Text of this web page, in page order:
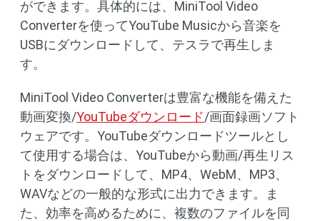
ができます。具体的には、MiniTool Video
Converterを使ってYouTube Musicから音楽を
USBにダウンロードして、テスラで再生しま
す。
MiniTool Video Converterは豊富な機能を備えた
動画変換/YouTubeダウンロード/画面録画ソフト
ウェアです。YouTubeダウンロードツールとし
て使用する場合は、YouTubeから動画/再生リス
トをダウンロードして、MP4、WebM、MP3、
WAVなどの一般的な形式に出力できます。ま
た、効率を高めるために、複数のファイルを同